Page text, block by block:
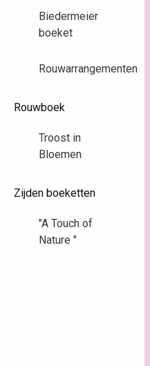
Biedermeier
boeket
Rouwarrangementen
Rouwboek
Troost in
Bloemen
Zijden boeketten
"A Touch of
Nature "